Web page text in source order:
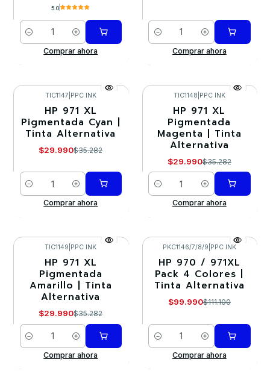
5.0
Cantidad
Comprar ahora
Cantidad
Comprar ahora
-15%
TIC1147 PPC INK
HP 971 XL
Pigmentada Cyan |
Tinta Alternativa
$29.990$35.282
Cantidad
Comprar ahora
-15%
TIC1148 PPC INK
HP 971 XL
Pigmentada
Magenta | Tinta
Alternativa
$29.990$35.282
Cantidad
Comprar ahora
-15%
TIC1149 PPC INK
HP 971 XL
Pigmentada
Amarillo | Tinta
Alternativa
$29.990$35.282
Cantidad
Comprar ahora
-10%
PKC1146/7/8/9 PPC INK
HP 970 / 971XL
Pack 4 Colores |
Tinta Alternativa
$99.990$111.100
Cantidad
Comprar ahora